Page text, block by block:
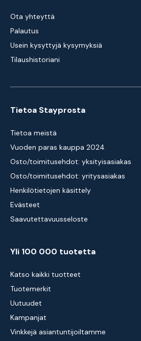
Ota yhteyttä
Palautus
Usein kysyttyjä kysymyksiä
Tilaushistoriani
Tietoa Stayprosta
Tietoa meistä
Vuoden paras kauppa 2024
Osto/toimitusehdot: yksityisasiakas
Osto/toimitusehdot: yritysasiakas
Henkilötietojen käsittely
Evästeet
Saavutettavuusseloste
Yli 100 000 tuotetta
Katso kaikki tuotteet
Tuotemerkit
Uutuudet
Kampanjat
Vinkkejä asiantuntijoiltamme